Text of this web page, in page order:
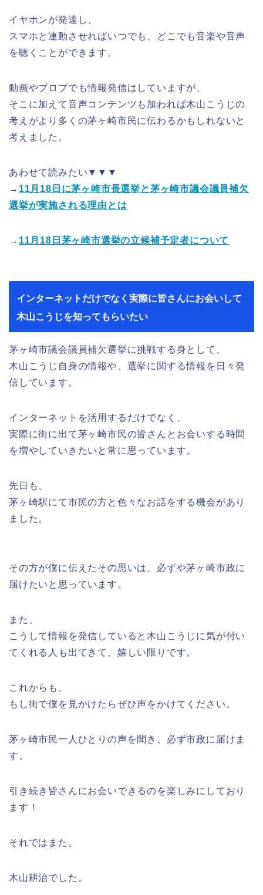
イヤホンが発達し、
スマホと連動させればいつでも、どこでも音楽や音声
を聴くことができます。
動画やブロブでも情報発信はしていますが、
そこに加えて音声コンテンツも加われば木山こうじの
考えがより多くの茅ヶ崎市民に伝わるかもしれないと
考えました。
あわせて読みたい▼▼▼
→ 11月18日に茅ヶ崎市長選挙と茅ヶ崎市議会議員補欠
選挙が実施される理由とは
→ 11月18日茅ヶ崎市選挙の立候補予定者について
インターネットだけでなく実際に皆さんにお会いして
木山こうじを知ってもらいたい
茅ヶ崎市議会議員補欠選挙に挑戦する身として、
木山こうじ自身の情報や、選挙に関する情報を日々発
信しています。
インターネットを活用するだけでなく、
実際に街に出て茅ヶ崎市民の皆さんとお会いする時間
を増やしていきたいと常に思っています。
先日も、
茅ヶ崎駅にて市民の方と色々なお話をする機会があり
ました。
その方が僕に伝えたその思いは、必ずや茅ヶ崎市政に
届けたいと思っています。
また、
こうして情報を発信していると木山こうじに気が付い
てくれる人も出てきて、嬉しい限りです。
これからも、
もし街で僕を見かけたらぜひ声をかけてください。
茅ヶ崎市民一人ひとりの声を聞き、必ず市政に届けま
す。
引き続き皆さんにお会いできるのを楽しみにしており
ます！
それではまた。
木山耕治でした。